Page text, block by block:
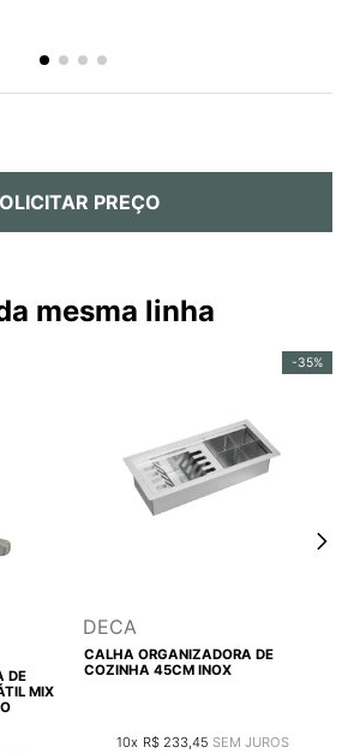
PREÇO
mesma linha
DE
MIX
-35%
DECA
CALHA ORGANIZADORA DE
COZINHA 45CM INOX
10 R$ 233,45